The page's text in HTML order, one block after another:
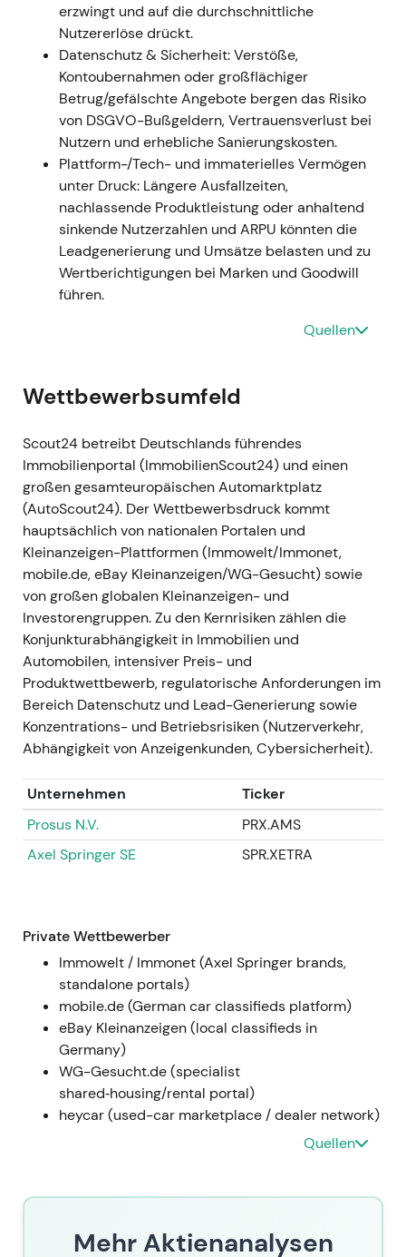
Scout24 zog rund 5,2 Mio. eigene Aktien ein
(16. März 2023); die Hauptversammlung
genehmigte eine um 18 % höhere Dividende
(1,00 Euro) und erneuerte die
Rückkaufermächtigungen (Juni 2023). Am 1.
Juli 2023 erwarb Scout24 eine 75-%-
Beteiligung an Sprengnetter. Dr. Thomas
Schroeter schied zum 27. Januar 2023 aus
dem Vorstand aus. Ein neues
Rückkaufprogramm (bis zu 60 Mio. Euro) lief
von März 2023 bis Januar 2024 und umfasste
rund 838.000 zurückgekaufte Aktien[35],[25],
[21],[19],[34].
Das Investorenbild entwickelte sich zu einer
Zukäufen, um die eigenen Immobiliendaten-
und Bewertungskompetenzen auszubauen. Die
Mid-Cycle-Wachstum mit Kapitalrückführung
[21],[25],[35].
Technisch gab es positive Neubewertungen
rund um die Hauptversammlung, die
Dividendenankündigung und die
Sprengnetter-Transaktion (Rallye Mitte 2023),
gefolgt von einer Konsolidierungsphase, in der
Rückkäufe das Aktionärsregister stabilisierten
[25],[21],[34].
2024 — Berichterstattung,
Rückkauftranchen, Akquisition von
bulwiengesa
Scout24 veröffentlichte den kombinierten
Geschäftsbericht 2023 und bestätigte den
Guidance-Rahmen für 2024–2026 (28. März
2024); eine weitere Rückkauftranche (rund 50
Mio. Euro, Start 29. Januar 2024) wurde
ausgeführt. Die Akquisition der bulwiengesa
Immobilienbereich zu stärken
[40].
Der Markt sah Scout24 zunehmend als
Ökosystem-Builder: Marktplatz kombiniert mit
proprietären und Drittanbieter-Daten – eine
langfristige Wachstumsstory, getragen von
strukturellen Plattformvorteilen und weiterhin
flankiert durch regelmäßige Rückkäufe
[23].
Range mit positiven Ausschlägen bei M&A-
Aufwärtstrend auf Basis strategischer
erzwingt und auf die durchschnittliche
Nutzererlöse drückt.
Datenschutz & Sicherheit: Verstöße,
Kontoubernahmen oder großflächiger
Betrug/gefälschte Angebote bergen das Risiko
von DSGVO-Bußgeldern, Vertrauensverlust bei
Nutzern und erhebliche Sanierungskosten.
Plattform-/Tech- und immaterielles Vermögen
unter Druck: Längere Ausfallzeiten,
nachlassende Produktleistung oder anhaltend
sinkende Nutzerzahlen und ARPU könnten die
Leadgenerierung und Umsätze belasten und zu
Wertberichtigungen bei Marken und Goodwill
führen.
Quellen
Wettbewerbsumfeld
Scout24 betreibt Deutschlands führendes
Immobilienportal (ImmobilienScout24) und einen
großen gesamteuropäischen Automarktplatz
(AutoScout24). Der Wettbewerbsdruck kommt
hauptsächlich von nationalen Portalen und
Kleinanzeigen-Plattformen (Immowelt/Immonet,
mobile.de, eBay Kleinanzeigen/WG-Gesucht) sowie
von großen globalen Kleinanzeigen- und
Investorengruppen. Zu den Kernrisiken zählen die
Konjunkturabhängigkeit in Immobilien und
Automobilen, intensiver Preis- und
Produktwettbewerb, regulatorische Anforderungen im
Bereich Datenschutz und Lead-Generierung sowie
Konzentrations- und Betriebsrisiken (Nutzerverkehr,
Abhängigkeit von Anzeigenkunden, Cybersicherheit).
Unternehmen
Ticker
Prosus N.V.
PRX.AMS
Axel Springer SE
SPR.XETRA
Private Wettbewerber
Immowelt / Immonet (Axel Springer brands,
standalone portals)
mobile.de (German car classifieds platform)
eBay Kleinanzeigen (local classifieds in
Germany)
WG-Gesucht.de (specialist
shared‑housing/rental portal)
heycar (used-car marketplace / dealer network)
Quellen
Mehr Aktienanalysen